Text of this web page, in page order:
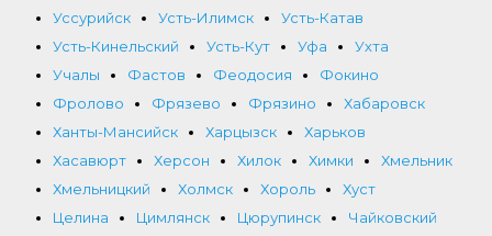
Уссурийск
Усть-Илимск
Усть-Катав
Усть-Кинельский
Усть-Кут Уфа
Ухта
Учалы
Фастов Феодосия
Фокино
Фролово
Фрязево Фрязино
Хабаровск
Ханты-Мансийск
Харцызск
Харьков
Хасавюрт
Херсон Хилок Химки
Хмельник
Хмельницкий
Холмск Хороль
Хуст
Целина
Цимлянск Цюрупинск
Чайковский